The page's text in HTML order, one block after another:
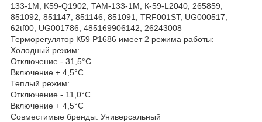
133-1М, K59-Q1902, TAM-133-1M, К-59-L2040, 265859,
851092, 851147, 851146, 851091, TRF001ST, UG000517,
62tf00, UG001786, 485169906142, 26243008
Терморегулятор К59 Р1686 имеет 2 режима работы:
Холодный режим:
Отключение - 31,5°C
Включение + 4,5°C
Теплый режим:
Отключение - 11,0°C
Включение + 4,5°C
Совместимые бренды: Универсальный